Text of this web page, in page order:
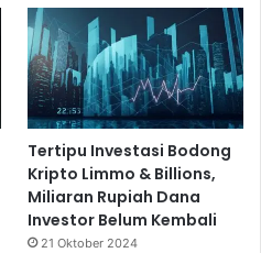
Tertipu Investasi Bodong
Kripto Limmo & Billions,
Miliaran Rupiah Dana
Investor Belum Kembali
21 Oktober 2024